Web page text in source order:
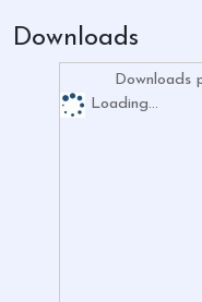
Downloads
Downloads
Loading...